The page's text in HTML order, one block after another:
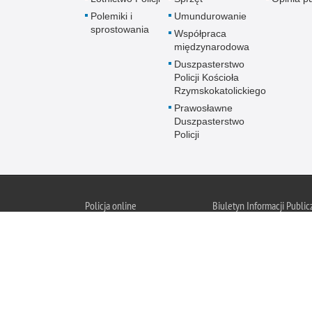
Polemiki i
sprostowania
Umundurowanie
Współpraca
międzynarodowa
Duszpasterstwo
Policji Kościoła
Rzymskokatolickiego
Prawosławne
Duszpasterstwo
Policji
Policjaonline
Biuletyn Informacji